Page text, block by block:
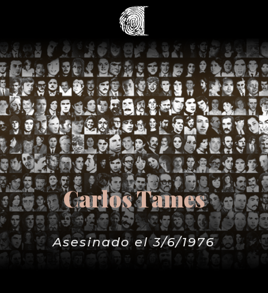
Carlos Tames
Asesinado el 3/6/1976